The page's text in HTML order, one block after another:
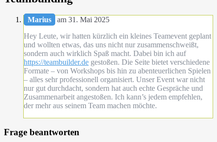
Marius
am 31. Mai 2025
Hey Leute, wir hatten kürzlich ein kleines Teamevent geplant
und wollten etwas, das uns nicht nur zusammenschweißt,
sondern auch wirklich Spaß macht. Dabei bin ich auf
https://teambuilder.de gestoßen. Die Seite bietet verschiedene
Formate – von Workshops bis hin zu abenteuerlichen Spielen
– alles sehr professionell organisiert. Unser Event war nicht
nur gut durchdacht, sondern hat auch echte Gespräche und
Zusammenarbeit angestoßen. Ich kann’s jedem empfehlen,
der mehr aus seinem Team machen möchte.
Frage beantworten